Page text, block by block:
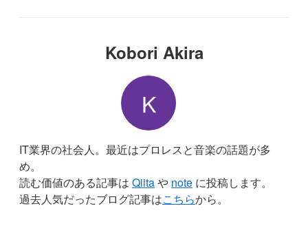
Kobori Akira
K
IT業界の社会人。最近はプロレスと音楽の話題が多
め。
読む価値のある記事は Qiitaや note に投稿します。
過去人気だったブログ記事はこちらから。